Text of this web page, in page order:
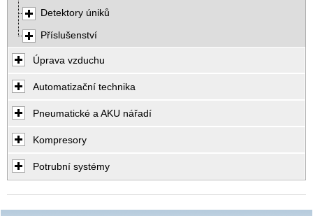
Detektory úniků
Příslušenství
Úprava vzduchu
Automatizační technika
Pneumatické a AKU nářadí
Kompresory
Potrubní systémy